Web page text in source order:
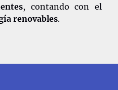
, contando con el
renovables.